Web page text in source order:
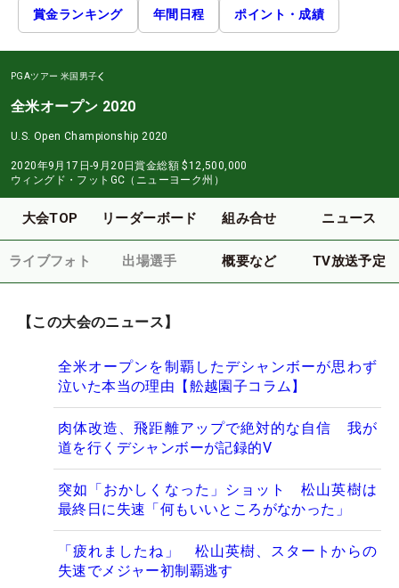
賞金ランキング 年間日程 ポイント・成績
PGAツアー 米国男子
全米オープン 2020
U.S. Open Championship 2020
2020年9月17日-9月20日賞金総額 $12,500,000
ウィングド・フットGC（ニューヨーク州）
大会TOP リーダーボード 組み合せ ニュース
ライブフォト 出場選手 概要など TV放送予定
【この大会のニュース】
全米オープンを制覇したデシャンボーが思わず
泣いた本当の理由【舩越園子コラム】
肉体改造、飛距離アップで絶対的な自信 我が
道を行くデシャンボーが記録的V
突如「おかしくなった」ショット 松山英樹は
最終日に失速「何もいいところがなかった」
「疲れましたね」 松山英樹、スタートからの
失速でメジャー初制覇逃す